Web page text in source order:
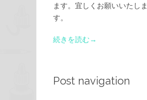
ます。宜しくお願いいたしま
す。
続きを読む→
Post navigation